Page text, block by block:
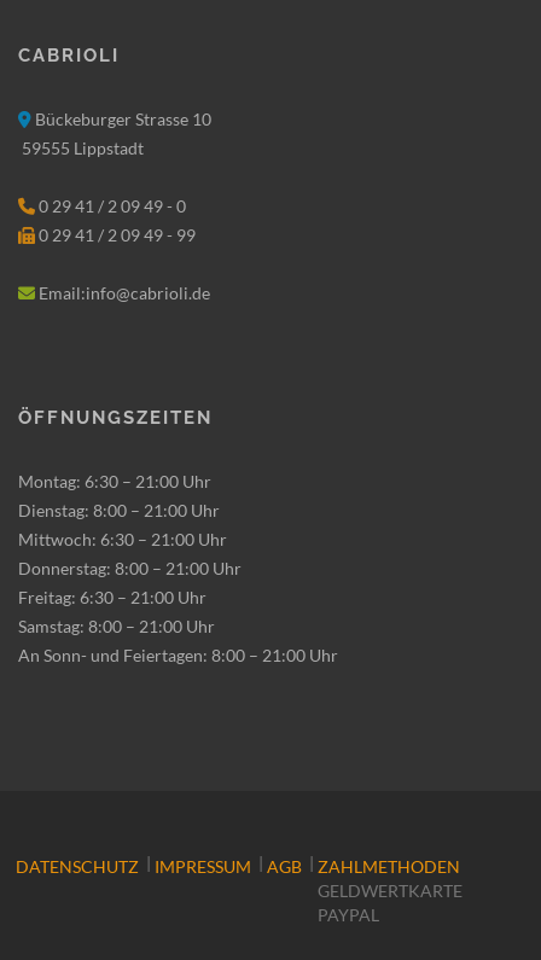
Cabrioli
Bückeburger Strasse 10
59555 Lippstadt
0 29 41 / 2 09 49 - 0
0 29 41 / 2 09 49 - 99
Email:info@cabrioli.de
Öffnungszeiten
Montag: 6:30 – 21:00 Uhr
Dienstag: 8:00 – 21:00 Uhr
Mittwoch: 6:30 – 21:00 Uhr
Donnerstag: 8:00 – 21:00 Uhr
Freitag: 6:30 – 21:00 Uhr
Samstag: 8:00 – 21:00 Uhr
An Sonn- und Feiertagen: 8:00 – 21:00 Uhr
DATENSCHUTZ | IMPRESSUM | AGB | ZAHLMETHODEN
GELDWERTKARTE
PAYPAL